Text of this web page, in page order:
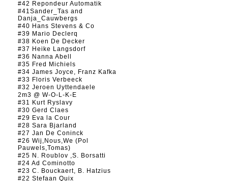
#42 Repondeur Automatik
#41Sander_Tas and
Danja_Cauwbergs
#40 Hans Stevens & Co
#39 Mario Declerq
#38 Koen De Decker
#37 Heike Langsdorf
#36 Nanna Abell
#35 Fred Michiels
#34 James Joyce, Franz Kafka
#33 Floris Verbeeck
#32 Jeroen Uyttendaele
2m3 @ W-O-L-K-E
#31 Kurt Ryslavy
#30 Gerd Claes
#29 Eva la Cour
#28 Sara Bjarland
#27 Jan De Coninck
#26 Wij,Nous,We (Pol
Pauwels,Tomas)
#25 N. Roublov ,S. Borsatti
#24 Ad Cominotto
#23 C. Bouckaert, B. Hatzius
#22 Stefaan Quix